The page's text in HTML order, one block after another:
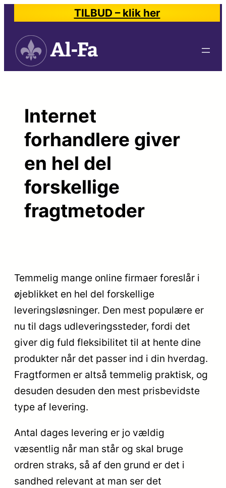
indhold
TILBUD – klik her
Internet
forhandlere giver
en hel del
forskellige
fragtmetoder
Temmelig mange online firmaer foreslår i
øjeblikket en hel del forskellige
leveringsløsninger. Den mest populære er
nu til dags udleveringssteder, fordi det
giver dig fuld fleksibilitet til at hente dine
produkter når det passer ind i din hverdag.
Fragtformen er altså temmelig praktisk, og
desuden desuden den mest prisbevidste
type af levering.
Antal dages levering er jo vældig
væsentlig når man står og skal bruge
ordren straks, så af den grund er det i
sandhed relevant at man ser det